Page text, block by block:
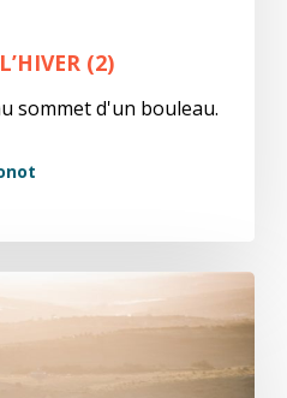
(2)
sommet d'un bouleau.